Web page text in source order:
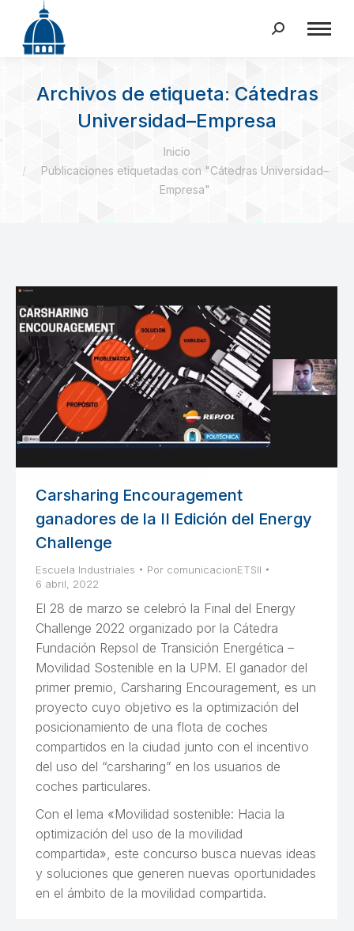
Buscar:
Archivos de etiqueta: Cátedras
Universidad–Empresa
Inicio
Publicaciones etiquetadas con "Cátedras Universidad–
Empresa"
Carsharing Encouragement
ganadores de la II Edición del Energy
Challenge
Escuela Industriales Por comunicacionETSII
6 abril, 2022
El 28 de marzo se celebró la Final del Energy
Challenge 2022 organizado por la Cátedra
Fundación Repsol de Transición Energética –
Movilidad Sostenible en la UPM. El ganador del
primer premio, Carsharing Encouragement, es un
proyecto cuyo objetivo es la optimización del
posicionamiento de una flota de coches
compartidos en la ciudad junto con el incentivo
del uso del “carsharing” en los usuarios de
coches particulares.
Con el lema «Movilidad sostenible: Hacia la
optimización del uso de la movilidad
compartida», este concurso busca nuevas ideas
y soluciones que generen nuevas oportunidades
en el ámbito de la movilidad compartida.